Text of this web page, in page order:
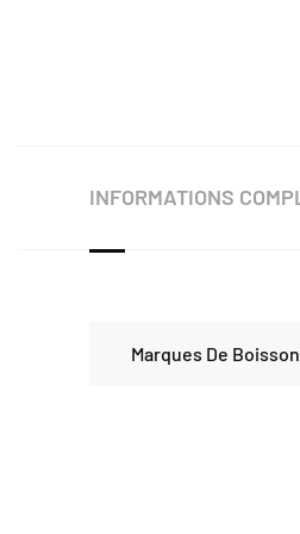
INFORMATIONS
Marques De Boisson